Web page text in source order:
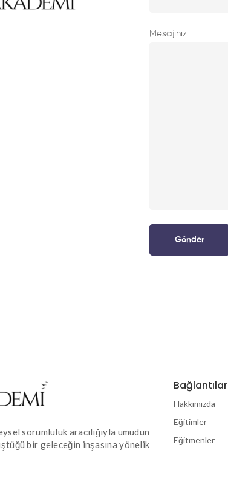
Mesajınız
sorumluluk aracılığıyla umudun
bir geleceğin inşasına yönelik
Bağlantılar
Hakkımızda
Eğitimler
Eğitmenler